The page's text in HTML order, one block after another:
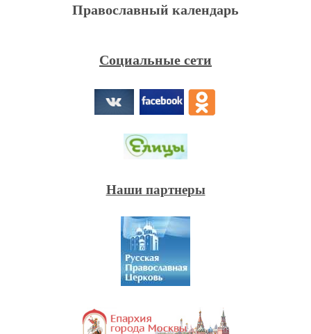
Православный календарь
Социальные сети
Наши партнеры